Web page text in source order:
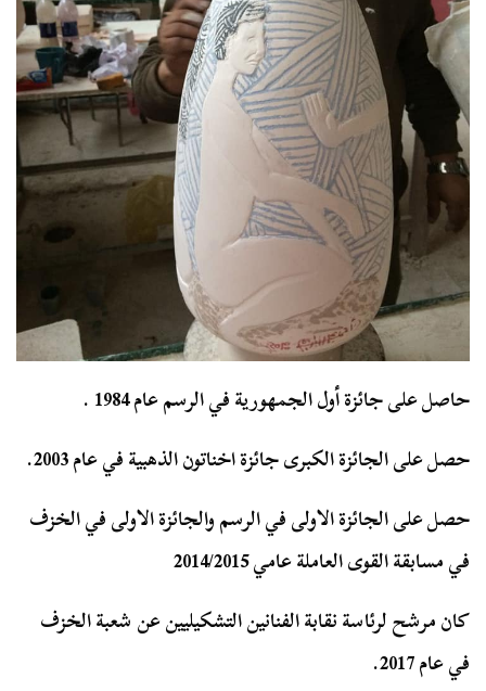
حاصل على جائزة أول الجمهورية في الرسم عام 1984 .
حصل على الجائزة الكبرى جائزة اخناتون الذهبية في عام 2003.
حصل على الجائزة الاولى في الرسم والجائزة الاولى في الخزف
في مسابقة القوى العاملة عامي 2014/2015
كان مرشح لرئاسة نقابة الفنانين التشكيليين عن شعبة الخزف
في عام 2017.